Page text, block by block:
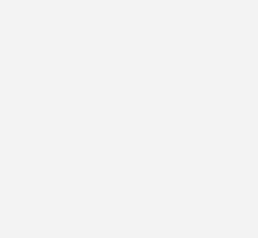
Lösung gegen Tauben. (nhp)